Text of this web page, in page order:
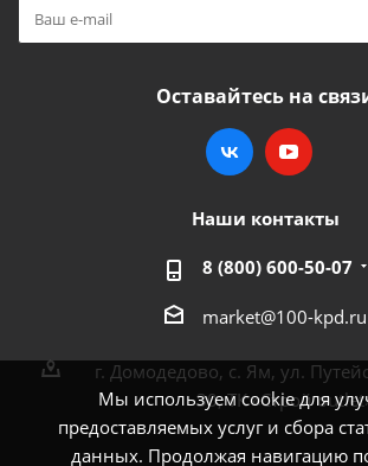
Мы используем cookie для
предоставляемых услуг и сбора
данных. Продолжая навигацию
Оставайтесь на
Наши контакты
8 (800) 600-50-07
market@100-kpd.ru
г. Домодедово, с. Ям, ул.
30, ТК «Строй